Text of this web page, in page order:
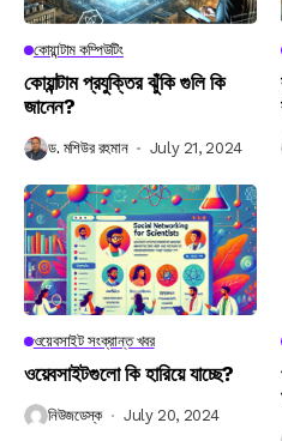
কোয়ান্টাম কম্পিউটিং
কোয়ান্টাম প্রযুক্তির ঝুঁকি গুলি কি
জানেন?
ড. মশিউর রহমান July 21, 2024
ওয়েবসাইট সংক্রান্ত খবর
ওয়েবসাইটগুলো কি হারিয়ে যাচ্ছে?
নিউজডেস্ক July 20, 2024